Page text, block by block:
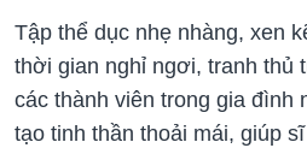
Tập thể dục nhẹ nhàng, xen
thời gian nghỉ ngơi, tranh thủ
các thành viên trong gia đình
tạo tinh thần thoải mái, giúp